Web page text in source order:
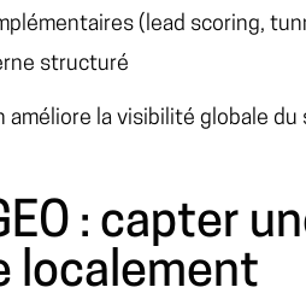
( lead scoring,
structuré
améliore la visibilité globale
: capter
localement